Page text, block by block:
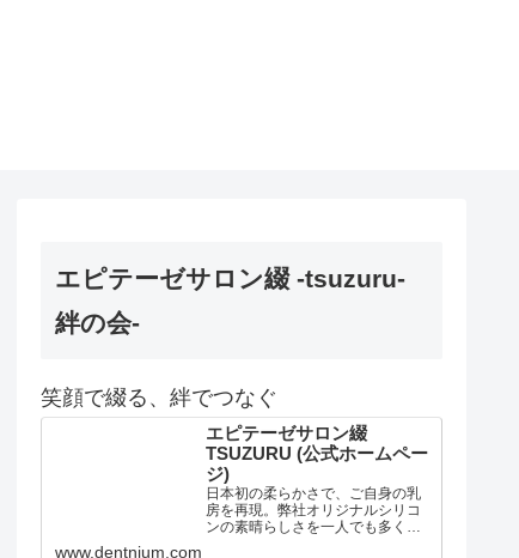
エピテーゼサロン綴 -tsuzuru-
絆の会-
笑顔で綴る、絆でつなぐ
エピテーゼサロン綴
TSUZURU (公式ホームペー
ジ)
日本初の柔らかさで、ご自身の乳
房を再現。弊社オリジナルシリコ
ンの素晴らしさを一人でも多くの
www.dentnium.com